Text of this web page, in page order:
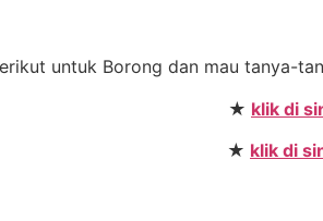
untuk Borong dan mau tanya-
★ klik di
★ klik di